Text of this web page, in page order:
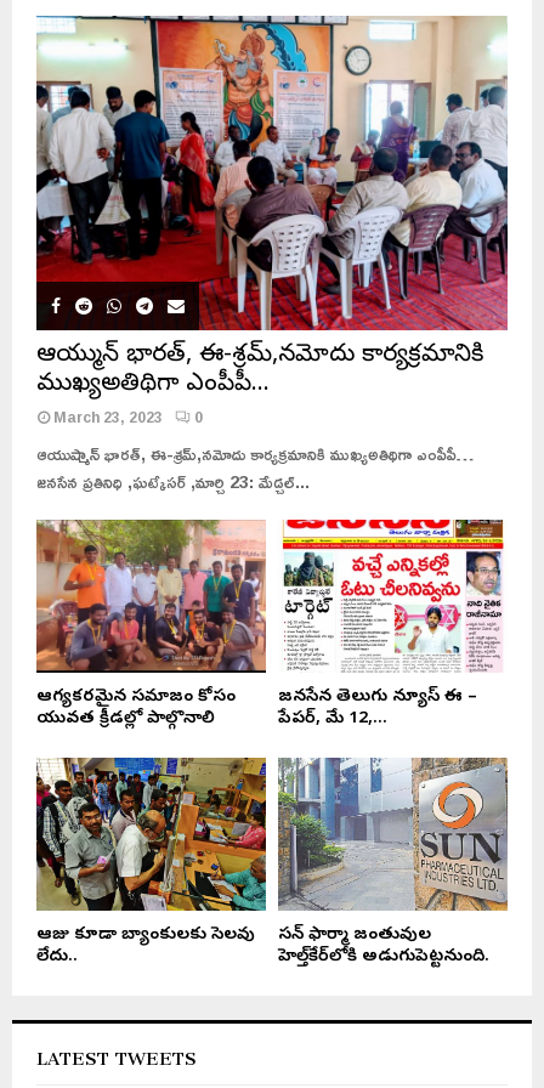
ఆయుష్మాన్ భారత్, ఈ-శ్రమ్,నమోదు కార్యక్రమానికి
ముఖ్యఅతిథిగా ఎంపీపీ…
March 23, 2023 0
ఆయుష్మాన్ భారత్, ఈ-శ్రమ్,నమోదు కార్యక్రమానికి ముఖ్యఅతిథిగా ఎంపీపీ…
జనసేన ప్రతినిధి ,ఘట్కేసర్ ,మార్చి 23: మేడ్చల్...
ఆరోగ్యకరమైన సమాజం కోసం
యువత క్రీడల్లో పాల్గొనాలి
జనసేన తెలుగు న్యూస్ ఈ –
పేపర్, మే 12,...
ఆరోజు కూడా బ్యాంకులకు సెలవు
లేదు..
సన్ ఫార్మా జంతువుల
హెల్త్‌కేర్‌లోకి అడుగుపెట్టనుంది.
LATEST TWEETS